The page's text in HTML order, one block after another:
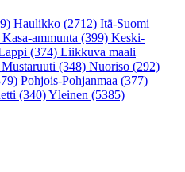
Haulikko (2712) Itä-Suomi
Kasa-ammunta (399) Keski-
(374) Liikkuva maali
Mustaruuti (348) Nuoriso (292)
Pohjois-Pohjanmaa (377)
(340)Yleinen (5385)